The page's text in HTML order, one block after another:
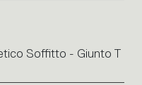
Soffitto - Giunto T